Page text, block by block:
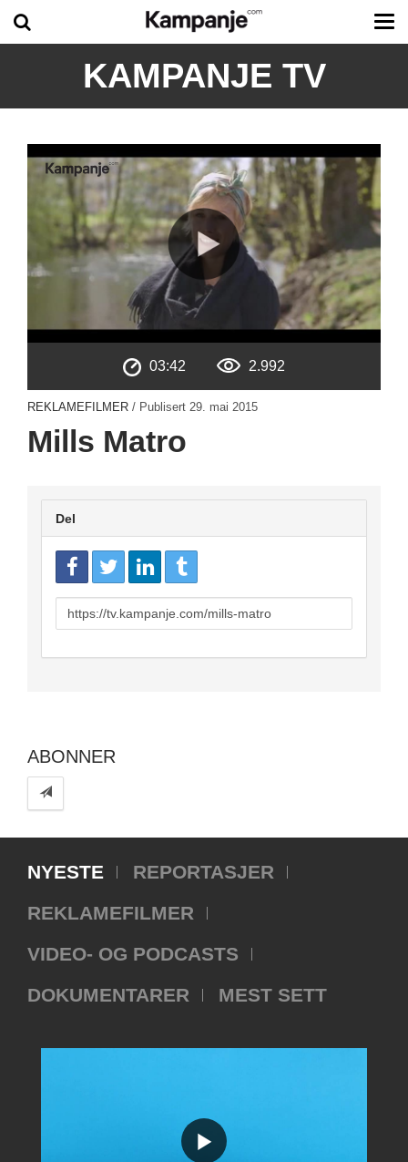
KAMPANJE TV
03:42 2.992
REKLAMEFILMER / Publisert 29. mai 2015
Mills Matro
Del
URL
to
ABONNER
NYESTE
REPORTASJER
REKLAMEFILMER
VIDEO- OG PODCASTS
DOKUMENTARER
MEST SETT